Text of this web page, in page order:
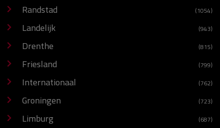
Randstad (1054)
Landelijk (943)
Drenthe (815)
Friesland (799)
Internationaal (762)
Groningen (723)
Limburg (687)